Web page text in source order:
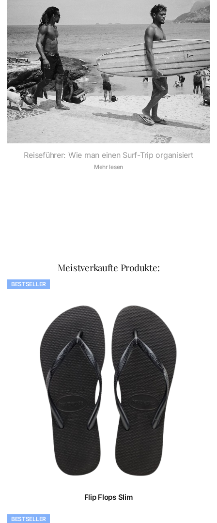
Reiseführer: Wie man einen Surf-Trip organisiert
Mehr lesen
Meistverkaufte Produkte:
BESTSELLER
Flip Flops Slim
BESTSELLER